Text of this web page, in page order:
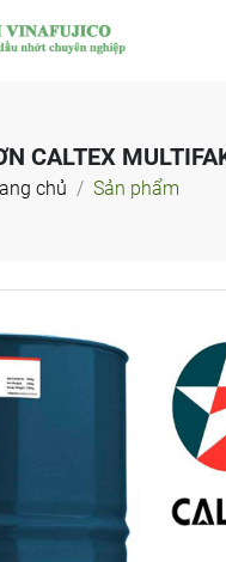
CALTEX
chủ Sản phẩm